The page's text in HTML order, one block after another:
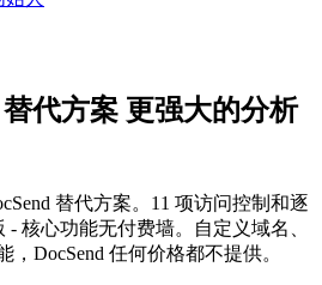
代方案 更强大的分析
替代方案。11 项访问控制和逐
核心功能无付费墙。自定义域名、
DocSend 任何价格都不提供。